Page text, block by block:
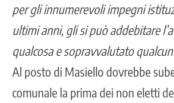
per gli innumerevoli impegni
ultimi anni, gli si può addebitare
qualcosa e sopravvalutato
Al posto di Masiello dovrebbe
comunale la prima dei non eletti